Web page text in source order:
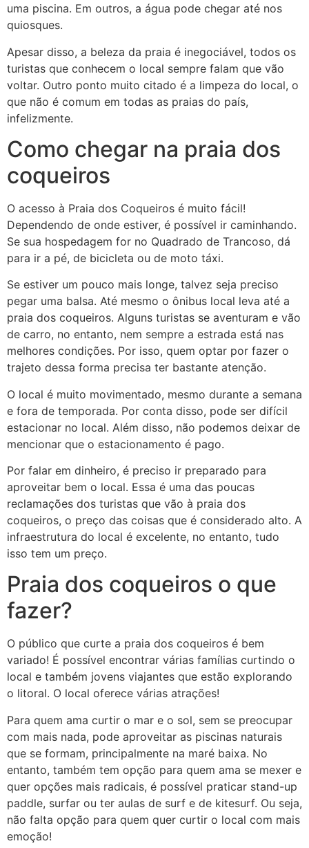
uma piscina. Em outros, a água pode chegar até nos
quiosques.
Apesar disso, a beleza da praia é inegociável, todos os
turistas que conhecem o local sempre falam que vão
voltar. Outro ponto muito citado é a limpeza do local, o
que não é comum em todas as praias do país,
infelizmente.
Como chegar na praia dos
coqueiros
O acesso à Praia dos Coqueiros é muito fácil!
Dependendo de onde estiver, é possível ir caminhando.
Se sua hospedagem for no Quadrado de Trancoso, dá
para ir a pé, de bicicleta ou de moto táxi.
Se estiver um pouco mais longe, talvez seja preciso
pegar uma balsa. Até mesmo o ônibus local leva até a
praia dos coqueiros. Alguns turistas se aventuram e vão
de carro, no entanto, nem sempre a estrada está nas
melhores condições. Por isso, quem optar por fazer o
trajeto dessa forma precisa ter bastante atenção.
O local é muito movimentado, mesmo durante a semana
e fora de temporada. Por conta disso, pode ser difícil
estacionar no local. Além disso, não podemos deixar de
mencionar que o estacionamento é pago.
Por falar em dinheiro, é preciso ir preparado para
aproveitar bem o local. Essa é uma das poucas
reclamações dos turistas que vão à praia dos
coqueiros, o preço das coisas que é considerado alto. A
infraestrutura do local é excelente, no entanto, tudo
isso tem um preço.
Praia dos coqueiros o que
fazer?
O público que curte a praia dos coqueiros é bem
variado! É possível encontrar várias famílias curtindo o
local e também jovens viajantes que estão explorando
o litoral. O local oferece várias atrações!
Para quem ama curtir o mar e o sol, sem se preocupar
com mais nada, pode aproveitar as piscinas naturais
que se formam, principalmente na maré baixa. No
entanto, também tem opção para quem ama se mexer e
quer opções mais radicais, é possível praticar stand-up
paddle, surfar ou ter aulas de surf e de kitesurf. Ou seja,
não falta opção para quem quer curtir o local com mais
emoção!